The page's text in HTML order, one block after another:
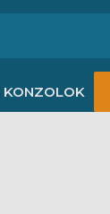
KONZOLOK